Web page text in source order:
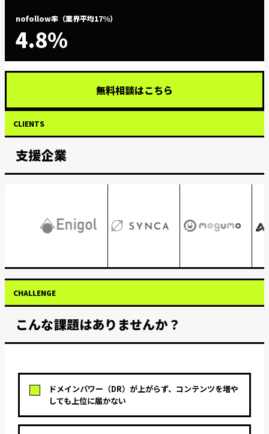
nofollow率（業界平均17%）
4.8%
無料相談はこちら
CLIENTS
支援企業
CHALLENGE
こんな課題はありませんか？
ドメインパワー（DR）が上がらず、コンテンツを増や
しても上位に届かない